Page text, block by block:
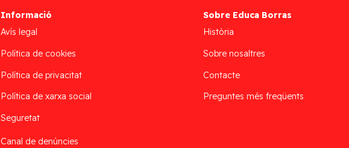
Informació
Avís legal
Política de cookies
Política de privacitat
Política de xarxa social
Seguretat
Canal de denúncies
Sobre Educa Borras
Història
Sobre nosaltres
Contacte
Preguntes més freqüents